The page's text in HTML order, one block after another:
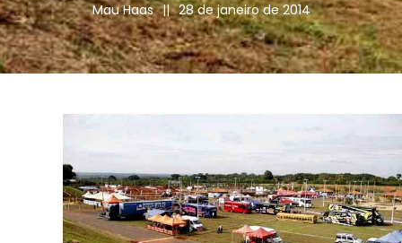
Mau Haas || 28 de janeiro de 2014